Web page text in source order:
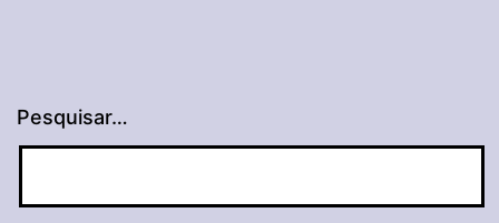
Pesquisar…